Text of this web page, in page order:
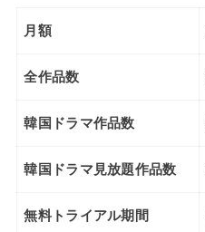
月額
全作品数
韓国ドラマ作品数
韓国ドラマ見放題作品数
無料トライアル期間